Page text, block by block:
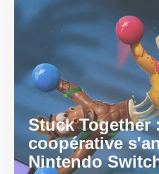
Stuck Together
coopérative
Nintendo